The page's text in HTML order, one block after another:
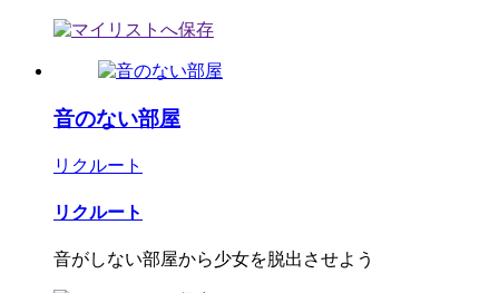
音のない部屋
リクルート
リクルート
音がしない部屋から少女を脱出させよう